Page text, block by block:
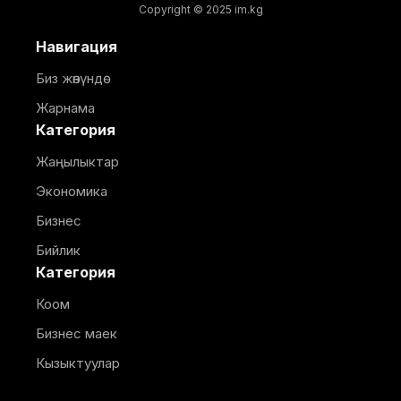
Copyright © 2025 im.kg
Навигация
Биз жөнүндө
Жарнама
Категория
Жаңылыктар
Экономика
Бизнес
Бийлик
Категория
Коом
Бизнес маек
Кызыктуулар